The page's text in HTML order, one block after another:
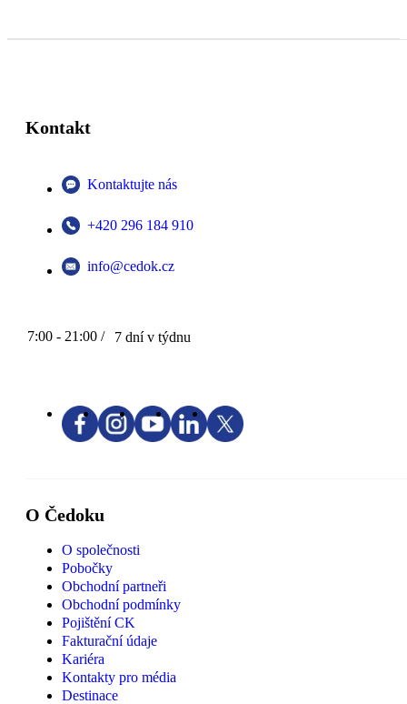
Kontakt
Kontaktujte nás
+420 296 184 910
info@cedok.cz
7:00 - 21:00 / 7 dní v týdnu
O Čedoku
O společnosti
Pobočky
Obchodní partneři
Obchodní podmínky
Pojištění CK
Fakturační údaje
Kariéra
Kontakty pro média
Destinace